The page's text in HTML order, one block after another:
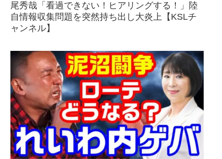
尾秀哉「看過できない！ヒアリングする！」陸
自情報収集問題を突然持ち出し大炎上【KSLチ
ャンネル】